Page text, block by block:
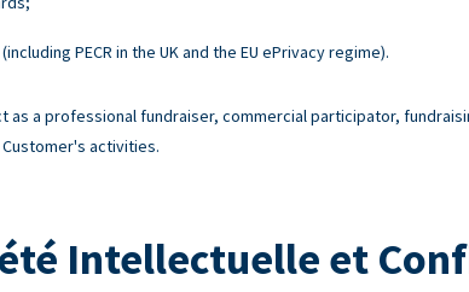
PECR in the UK and the EU ePrivacy regime).
as a professional fundraiser, commercial participator,
activities.
Intellectuelle et